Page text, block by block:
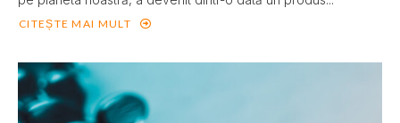
CITEȘTE MAI MULT